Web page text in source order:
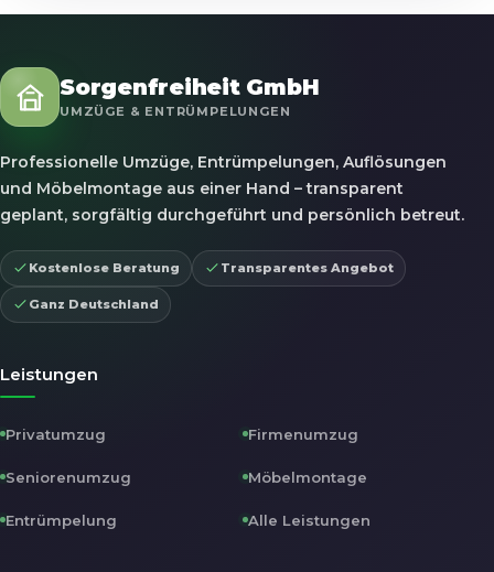
Sorgenfreiheit GmbH
UMZÜGE & ENTRÜMPELUNGEN
Professionelle Umzüge, Entrümpelungen, Auflösungen
und Möbelmontage aus einer Hand – transparent
geplant, sorgfältig durchgeführt und persönlich betreut.
Kostenlose Beratung Transparentes Angebot
Ganz Deutschland
Leistungen
Privatumzug Firmenumzug
Seniorenumzug Möbelmontage
Entrümpelung Alle Leistungen